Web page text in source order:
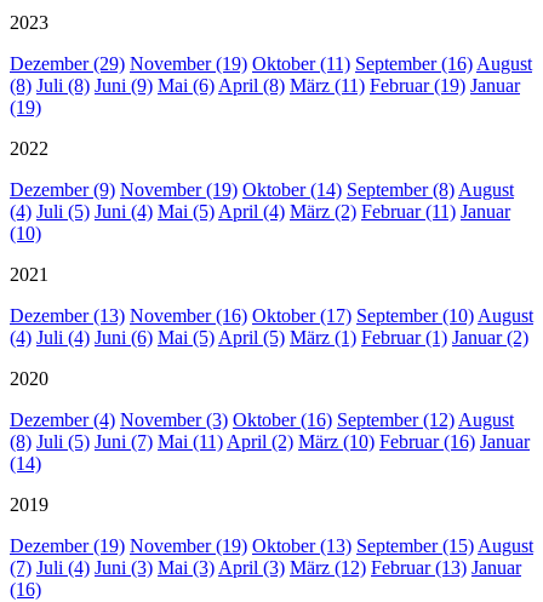
2023
Dezember (29) November (19) Oktober (11) September (16) August
(8) Juli (8) Juni (9) Mai (6) April (8) März (11) Februar (19) Januar
(19)
2022
Dezember (9) November (19) Oktober (14) September (8) August
(4) Juli (5) Juni (4) Mai (5) April (4) März (2) Februar (11) Januar
(10)
2021
Dezember (13) November (16) Oktober (17) September (10) August
(4) Juli (4) Juni (6) Mai (5) April (5) März (1) Februar (1) Januar (2)
2020
Dezember (4) November (3) Oktober (16) September (12) August
(8) Juli (5) Juni (7) Mai (11) April (2) März (10) Februar (16) Januar
(14)
2019
Dezember (19) November (19) Oktober (13) September (15) August
(7) Juli (4) Juni (3) Mai (3) April (3) März (12) Februar (13) Januar
(16)